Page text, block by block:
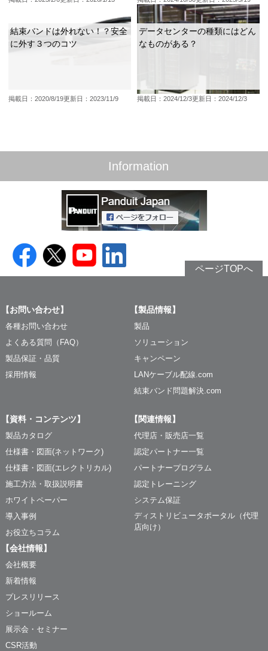
結束バンドは外れない！？安全
に外す３つのコツ
掲載日：2020/8/19更新日：2023/11/9
データセンターの種類にはどん
なものがある？
掲載日：2024/12/3更新日：2024/12/3
Information
ページTOPへ
【お問い合わせ】
各種お問い合わせ
よくある質問（FAQ）
製品保証・品質
採用情報
【製品情報】
製品
ソリューション
キャンペーン
LANケーブル配線.com
結束バンド問題解決.com
【資料・コンテンツ】
製品カタログ
仕様書・図面(ネットワーク)
仕様書・図面(エレクトリカル)
施工方法・取扱説明書
ホワイトペーパー
導入事例
お役立ちコラム
【関連情報】
代理店・販売店一覧
認定パートナー一覧
パートナープログラム
認定トレーニング
システム保証
ディストリビュータポータル（代理
店向け）
【会社情報】
会社概要
新着情報
プレスリリース
ショールーム
展示会・セミナー
CSR活動